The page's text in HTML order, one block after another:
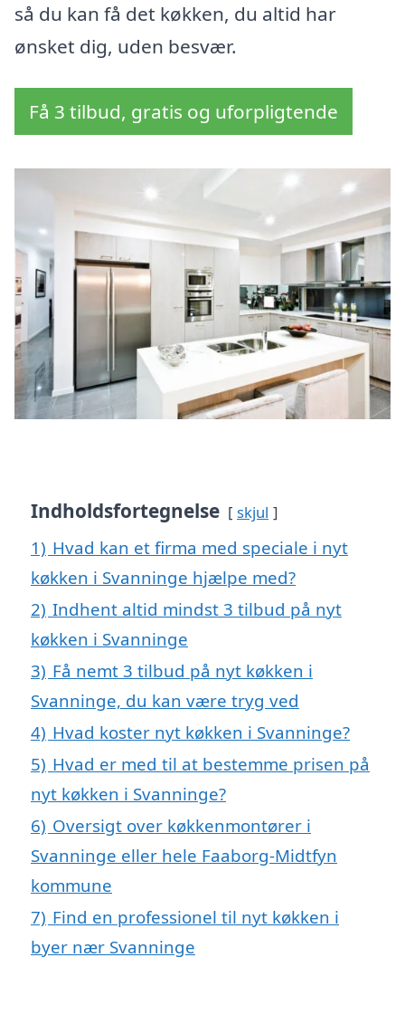
så du kan få det køkken, du altid har
ønsket dig, uden besvær.
Få 3 tilbud, gratis og uforpligtende
Indholdsfortegnelse skjul
1) Hvad kan et firma med speciale i nyt
køkken i Svanninge hjælpe med?
2) Indhent altid mindst 3 tilbud på nyt
køkken i Svanninge
3) Få nemt 3 tilbud på nyt køkken i
Svanninge, du kan være tryg ved
4) Hvad koster nyt køkken i Svanninge?
5) Hvad er med til at bestemme prisen på
nyt køkken i Svanninge?
6) Oversigt over køkkenmontører i
Svanninge eller hele Faaborg-Midtfyn
kommune
7) Find en professionel til nyt køkken i
byer nær Svanninge